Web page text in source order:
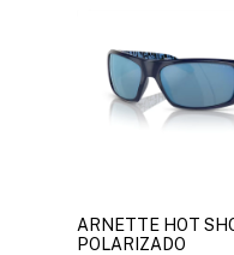
ARNETTE HOT
POLARIZADO